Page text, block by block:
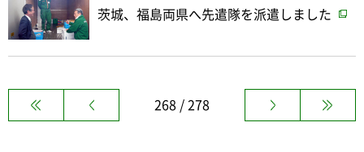
茨城、福島両県へ先遣隊を派遣しました
268 / 278